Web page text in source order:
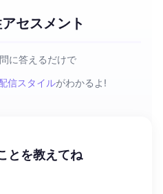
セスメント
に答えるだけで
信スタイルがわかるよ!
とを教えてね